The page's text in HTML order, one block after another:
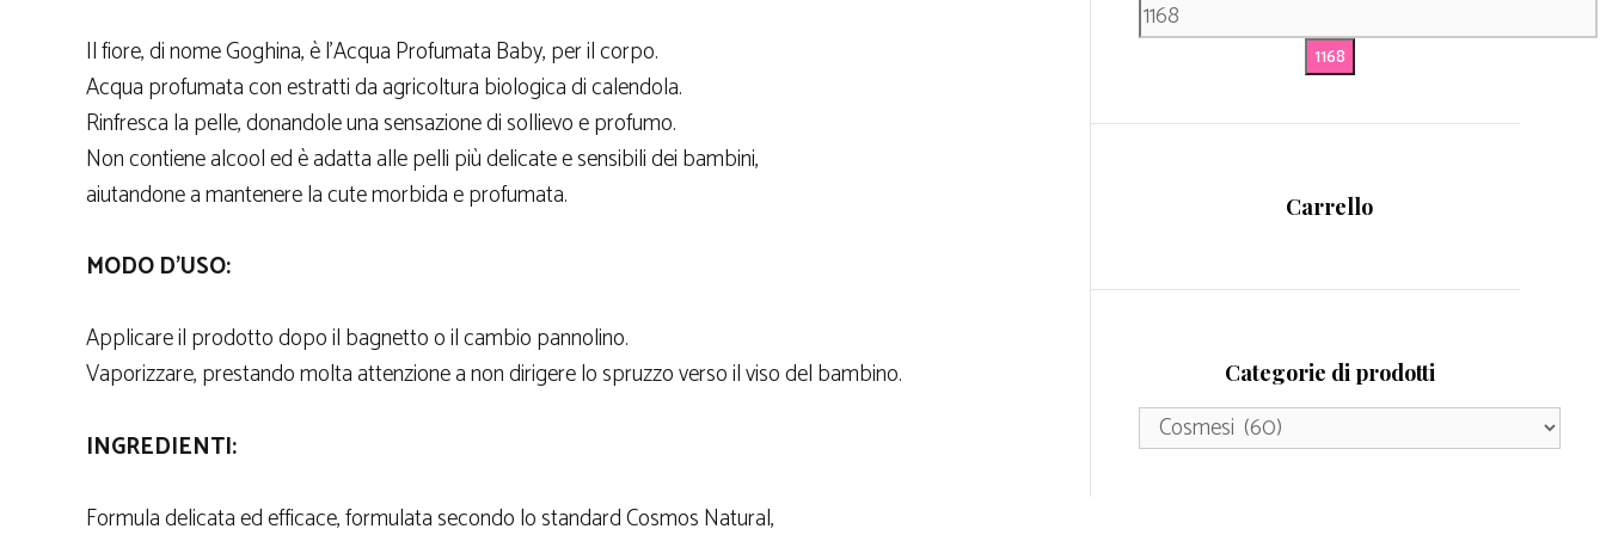
Il fiore, di nome Goghina, è l’Acqua Profumata Baby, per il corpo.
Acqua profumata con estratti da agricoltura biologica di calendola.
Rinfresca la pelle, donandole una sensazione di sollievo e profumo.
Non contiene alcool ed è adatta alle pelli più delicate e sensibili dei bambini,
aiutandone a mantenere la cute morbida e profumata.
MODO D’USO:
Applicare il prodotto dopo il bagnetto o il cambio pannolino.
Vaporizzare, prestando molta attenzione a non dirigere lo spruzzo verso il viso del bambino.
INGREDIENTI:
Formula delicata ed efficace, formulata secondo lo standard Cosmos Natural,
Carrello
Categorie di prodotti